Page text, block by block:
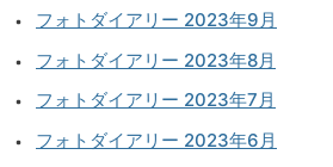
フォトダイアリー 2023年9月
フォトダイアリー 2023年8月
フォトダイアリー 2023年7月
フォトダイアリー 2023年6月